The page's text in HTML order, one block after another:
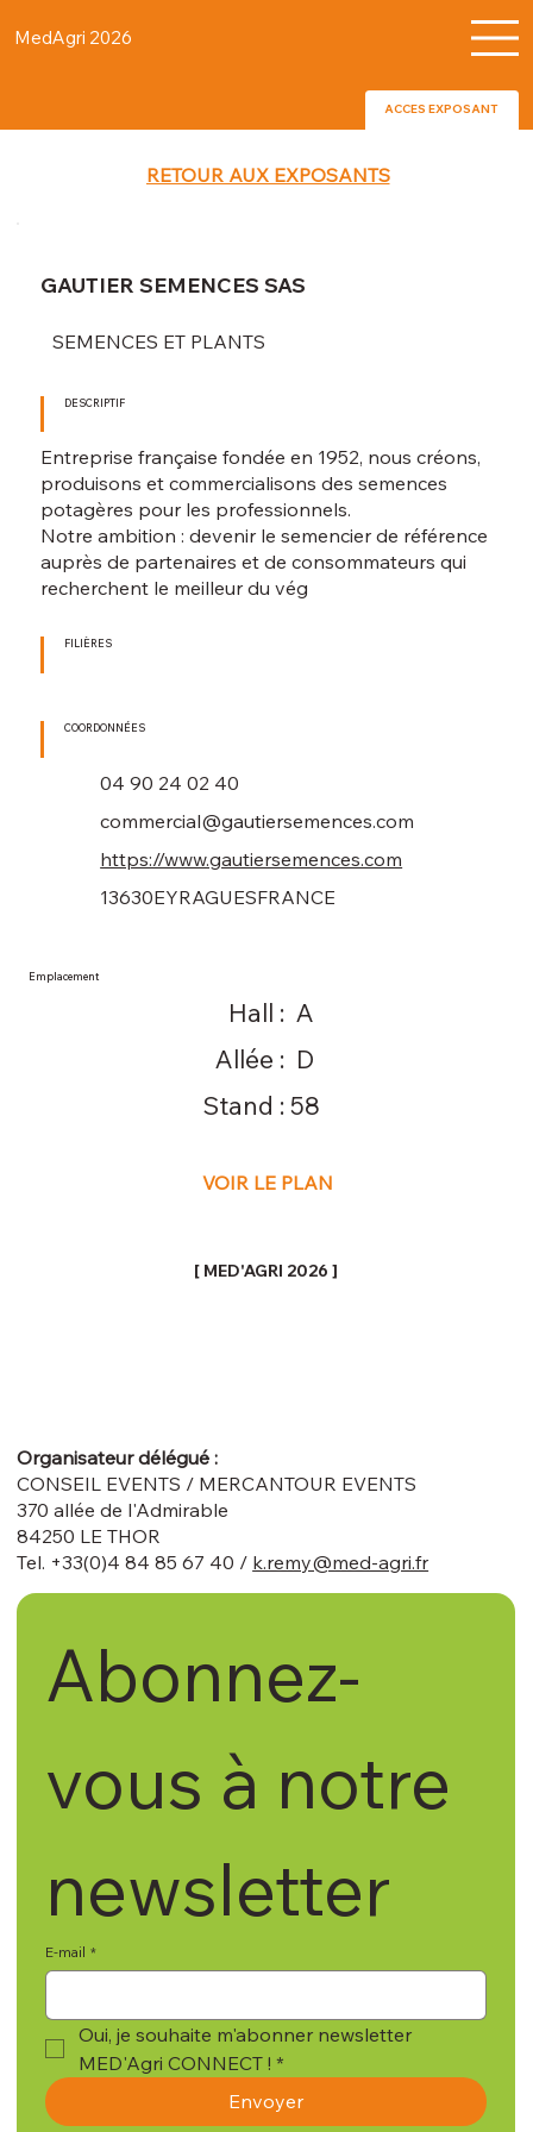
MedAgri 2026
ACCES EXPOSANT
COORDONNÉES
04 90 24 02 40
commercial@gautiersemences.com
https://www.gautiersemences.com
13630EYRAGUESFRANCE
Entreprise française fondée en 1952, nous créons,
produisons et commercialisons des semences
potagères pour les professionnels.
Notre ambition : devenir le semencier de référence
auprès de partenaires et de consommateurs qui
recherchent le meilleur du vég
DESCRIPTIF
FILIÈRES
GAUTIER SEMENCES SAS
SEMENCES ET PLANTS
Hall :
Allée :
Stand :
A
D
58
VOIR LE PLAN
Emplacement
RETOUR AUX EXPOSANTS
[ MED'AGRI 2026 ]
Organisateur délégué :
CONSEIL EVENTS / MERCANTOUR EVENTS
370 allée de l'Admirable
84250 LE THOR
Tel. +33(0)4 84 85 67 40 / k.remy@med-agri.fr
Abonnez-
vous à notre
newsletter
E-mail *
Oui, je souhaite m'abonner newsletter
MED'Agri CONNECT ! *
Envoyer